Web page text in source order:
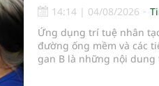
14:14 | 04/08/2026
Ứng dụng trí tuệ nhân
đường ống mềm và các
gan B là những nội dung